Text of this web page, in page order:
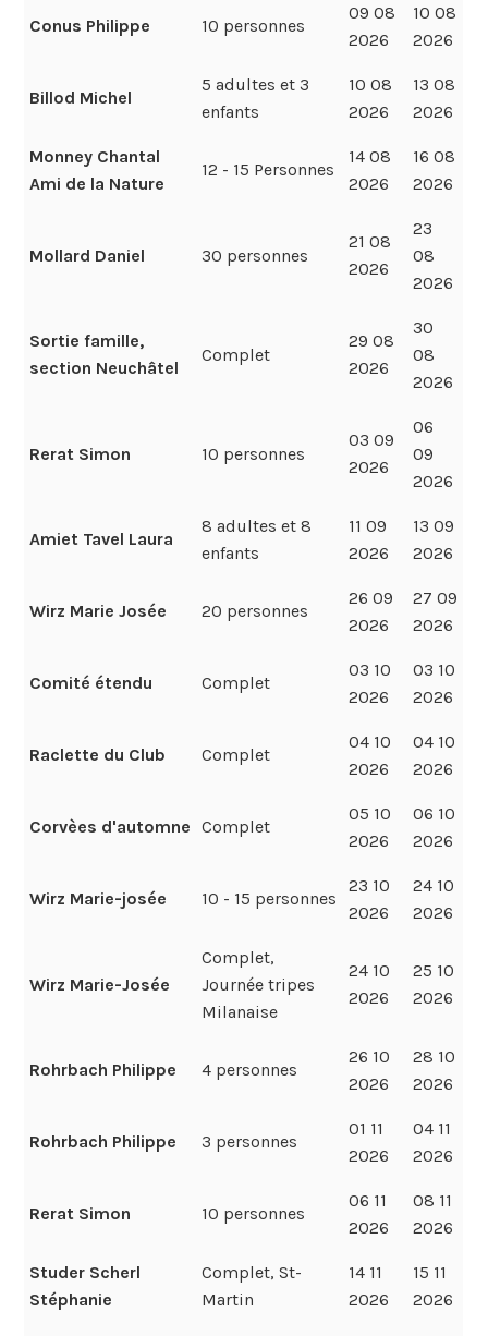
Conus Philippe 10 personnes
09 08
2026
10 08
2026
Billod Michel
5 adultes et 3
enfants
10 08
2026
13 08
2026
Monney Chantal
Ami de la Nature
12 - 15 Personnes
14 08
2026
16 08
2026
Mollard Daniel 30 personnes
21 08
2026
23
08
2026
Sortie famille,
section Neuchâtel
Complet
29 08
2026
30
08
2026
Rerat Simon 10 personnes
03 09
2026
06
09
2026
Amiet Tavel Laura
8 adultes et 8
enfants
11 09
2026
13 09
2026
Wirz Marie Josée 20 personnes
26 09
2026
27 09
2026
Comité étendu Complet
03 10
2026
03 10
2026
Raclette du Club Complet
04 10
2026
04 10
2026
Corvèes d'automne Complet
05 10
2026
06 10
2026
Wirz Marie-josée 10 - 15 personnes
23 10
2026
24 10
2026
Wirz Marie-Josée
Complet,
Journée tripes
Milanaise
24 10
2026
25 10
2026
Rohrbach Philippe 4 personnes
26 10
2026
28 10
2026
Rohrbach Philippe 3 personnes
01 11
2026
04 11
2026
Rerat Simon 10 personnes
06 11
2026
08 11
2026
Studer Scherl
Stéphanie
Complet, St-
Martin
14 11
2026
15 11
2026